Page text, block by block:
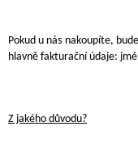
Pokud u nás nakoupíte,
hlavně fakturační údaje:
Z jakého důvodu?